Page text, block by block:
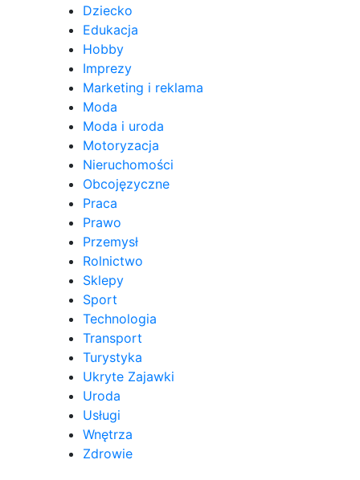
Dziecko
Edukacja
Hobby
Imprezy
Marketing i reklama
Moda
Moda i uroda
Motoryzacja
Nieruchomości
Obcojęzyczne
Praca
Prawo
Przemysł
Rolnictwo
Sklepy
Sport
Technologia
Transport
Turystyka
Ukryte Zajawki
Uroda
Usługi
Wnętrza
Zdrowie